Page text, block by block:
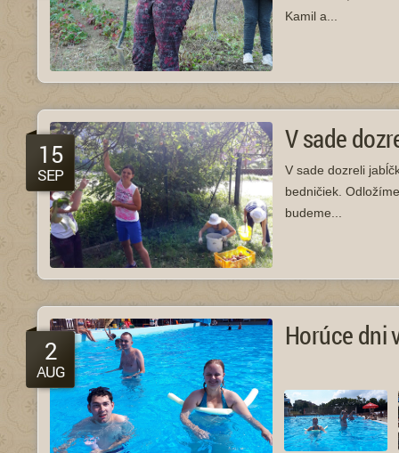
Kamil a...
15
SEP
V sade
V sade dozreli
bedničiek.
budeme...
2
AUG
Horúce dni